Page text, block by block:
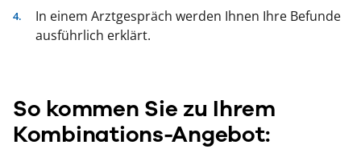
In einem Arztgespräch werden Ihnen Ihre Befunde
ausführlich erklärt.
So kommen Sie zu Ihrem
Kombinations-Angebot: